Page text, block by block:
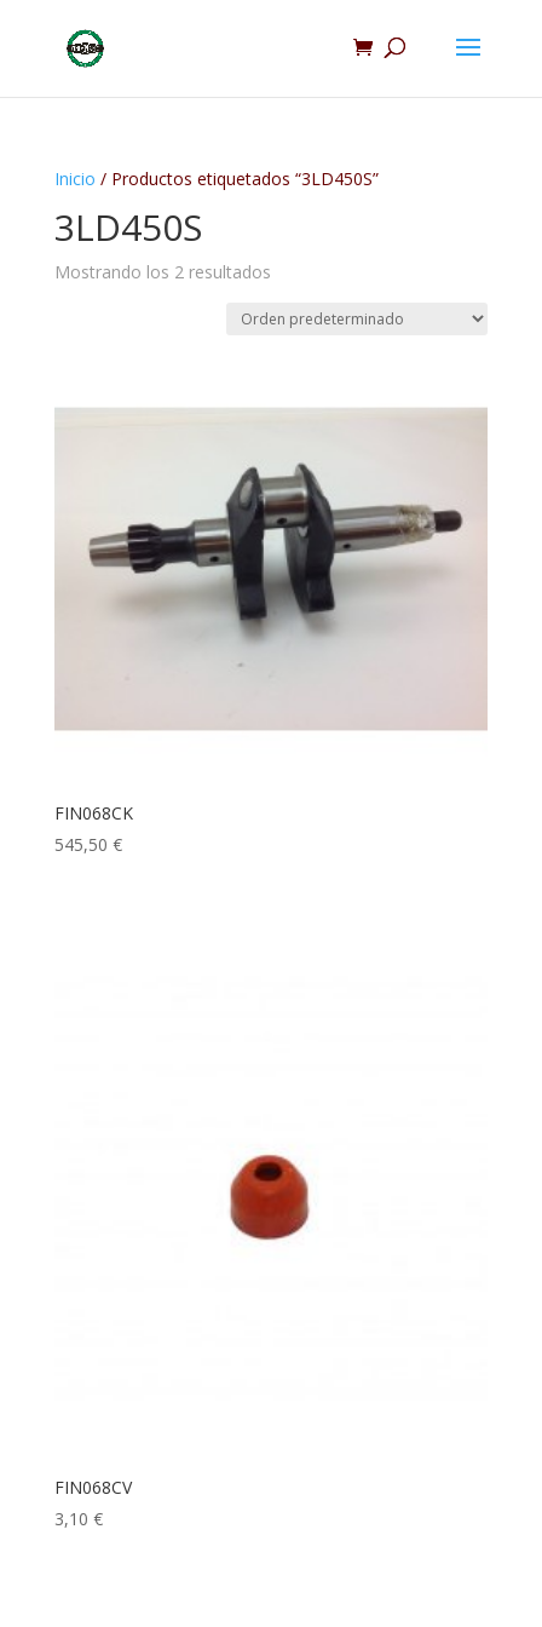
Inicio / Productos etiquetados “3LD450S”
3LD450S
Mostrando los 2 resultados
FIN068CK
545,50 €
FIN068CV
3,10 €